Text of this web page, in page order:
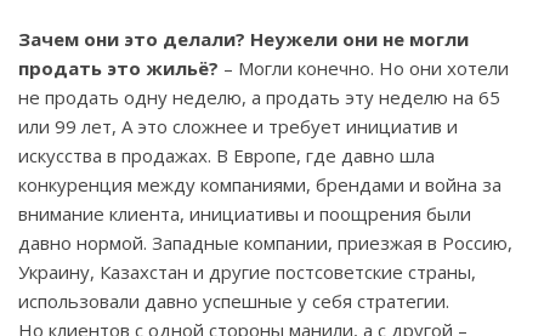
Зачем они это делали? Неужели они не могли
продать это жильё? – Могли конечно. Но они хотели
не продать одну неделю, а продать эту неделю на 65
или 99 лет, А это сложнее и требует инициатив и
искусства в продажах. В Европе, где давно шла
конкуренция между компаниями, брендами и война за
внимание клиента, инициативы и поощрения были
давно нормой. Западные компании, приезжая в Россию,
Украину, Казахстан и другие постсоветские страны,
использовали давно успешные у себя стратегии.
Но клиентов с одной стороны манили, а с другой –